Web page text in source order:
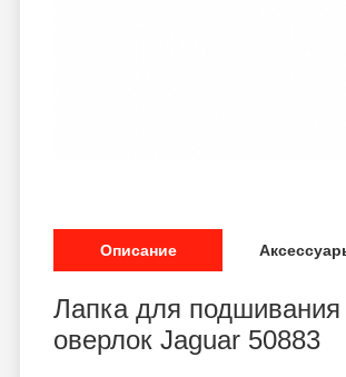
Описание
Лапка для
оверлок Jaguar 50883